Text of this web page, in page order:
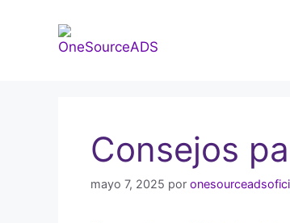
Consejos
mayo 7, 2025 por